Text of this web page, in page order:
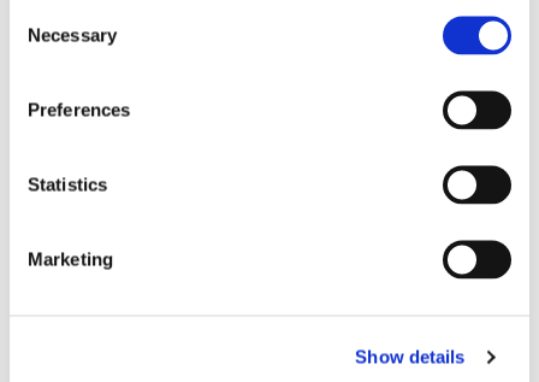
Selection
Necessary
Preferences
Statistics
Marketing
Show details
bränslekostnader men
frakten fortsätter växa